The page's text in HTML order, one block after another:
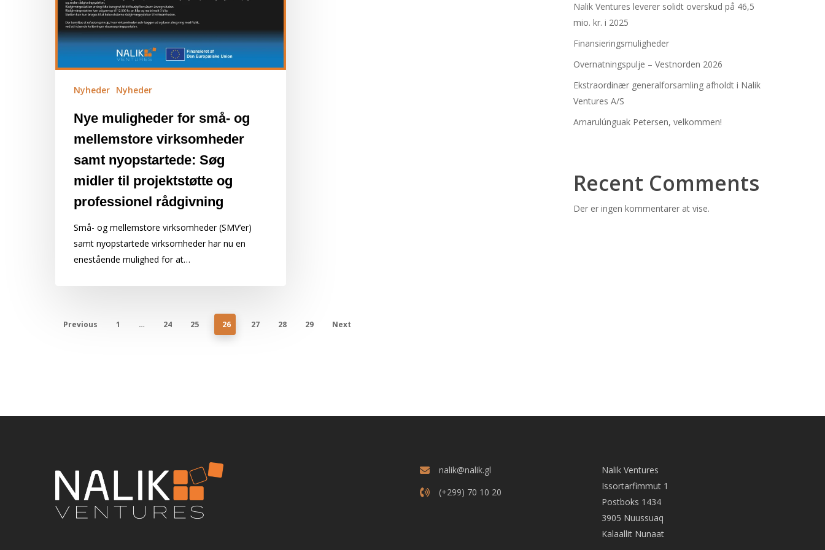
Nyheder Nyheder
Nye muligheder for små- og
mellemstore virksomheder
samt nyopstartede: Søg
midler til projektstøtte og
professionel rådgivning
Små- og mellemstore virksomheder (SMV’er)
samt nyopstartede virksomheder har nu en
enestående mulighed for at…
Previous 1 … 24 25 26 27 28 29 Next
Nalik Ventures leverer solidt overskud på 46,5
mio. kr. i 2025
Finansieringsmuligheder
Overnatningspulje – Vestnorden 2026
Ekstraordinær generalforsamling afholdt i Nalik
Ventures A/S
Arnarulúnguak Petersen, velkommen!
Recent Comments
Der er ingen kommentarer at vise.
nalik@nalik.gl
(+299) 70 10 20
Nalik Ventures
Issortarfimmut 1
Postboks 1434
3905 Nuussuaq
Kalaallit Nunaat